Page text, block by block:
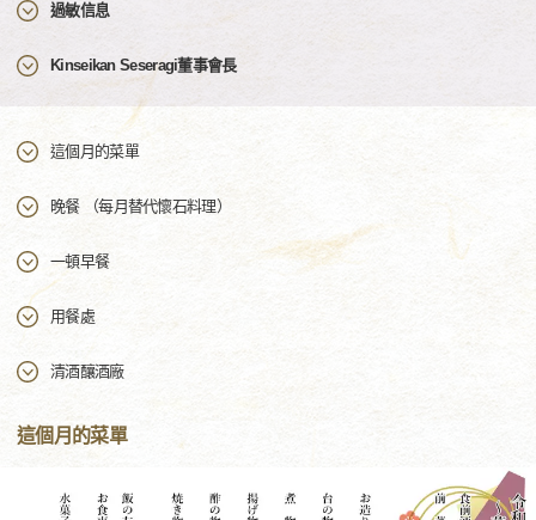
過敏信息
Kinseikan Seseragi董事會長
這個月的菜單
晚餐 （每月替代懷石料理）
一頓早餐
用餐處
清酒釀酒廠
這個月的菜單